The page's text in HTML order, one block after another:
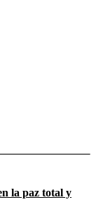
la paz total y